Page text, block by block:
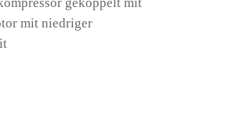
mit niedriger